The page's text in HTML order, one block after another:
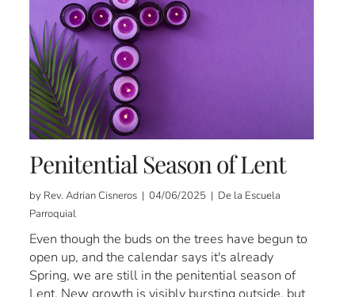
Penitential Season of Lent
by Rev. Adrian Cisneros | 04/06/2025 | De la Escuela
Parroquial
Even though the buds on the trees have begun to
open up, and the calendar says it's already
Spring, we are still in the penitential season of
Lent. New growth is visibly bursting outside, but